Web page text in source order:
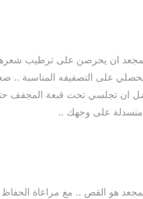
ان يحرصن على ترطيب
على التصفيفه المناسبة
ان تجلسي تحت قبعة المجفف
منسدلة على وجهك ..
هو القص .. مع مراعاة